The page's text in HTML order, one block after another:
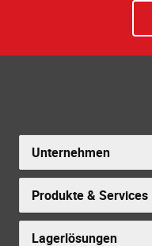
Unternehmen
Produkte & Services
Lagerlösungen